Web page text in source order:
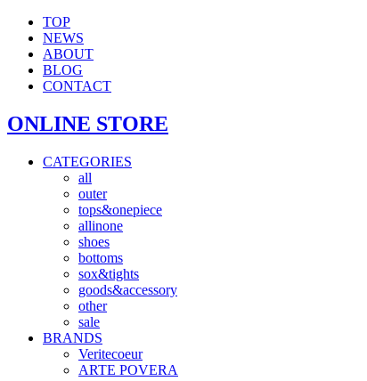
TOP
NEWS
ABOUT
BLOG
CONTACT
ONLINE STORE
CATEGORIES
all
outer
tops&onepiece
allinone
shoes
bottoms
sox&tights
goods&accessory
other
sale
BRANDS
Veritecoeur
ARTE POVERA